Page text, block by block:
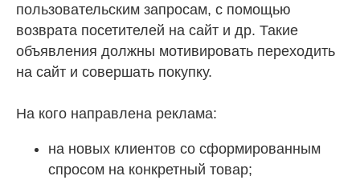
пользовательским запросам, с помощью
возврата посетителей на сайт и др. Такие
объявления должны мотивировать переходить
на сайт и совершать покупку.
На кого направлена реклама:
на новых клиентов со сформированным
спросом на конкретный товар;